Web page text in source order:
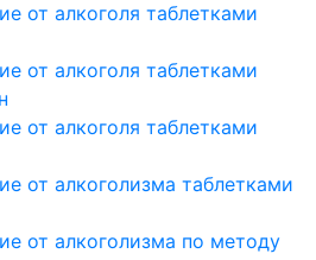
от алкоголя таблетками
от алкоголя таблетками
от алкоголя таблетками
от алкоголизма таблетками
от алкоголизма по методу